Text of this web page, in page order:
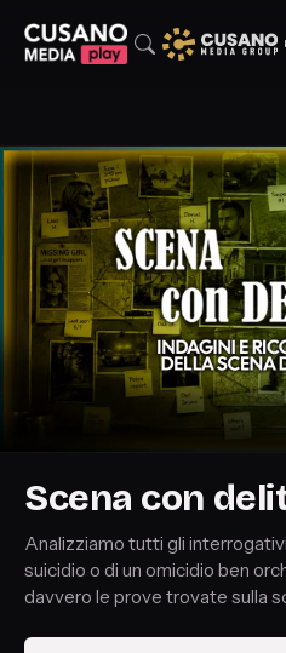
Scena con
Analizziamo tutti gli
suicidio o di un omicidio ben
davvero le prove trovate sulla